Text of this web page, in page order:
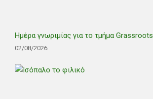
Ημέρα γνωριμίας για το τμήμα Grassroots
02/08/2026